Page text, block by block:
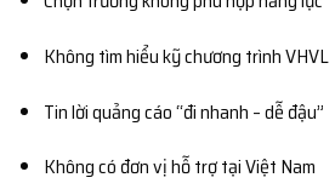
Không tìm hiểu kỹ chương trình VHVL
Tin lời quảng cáo “đi nhanh – dễ đậu”
Không có đơn vị hỗ trợ tại Việt Nam